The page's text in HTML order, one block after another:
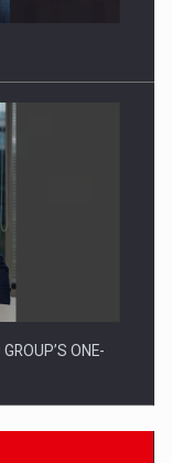
ONE-